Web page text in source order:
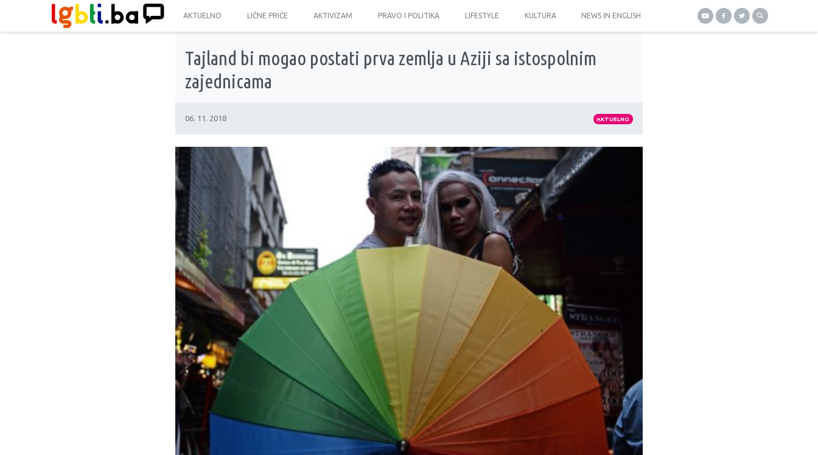
AKTUELNO LIČNE PRIČE AKTIVIZAM PRAVO I POLITIKA LIFESTYLE KULTURA NEWS IN ENGLISH
Tajland bi mogao postati prva zemlja u Aziji sa istospolnim
zajednicama
06. 11. 2018 AKTUELNO